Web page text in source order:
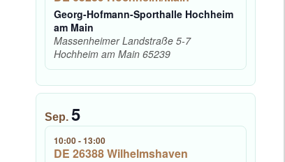
Georg-Hofmann-Sporthalle Hochheim
am Main
Massenheimer Landstraße 5-7
Hochheim am Main 65239
Sep. 5
10:00-13:00
DE 26388 Wilhelmshaven